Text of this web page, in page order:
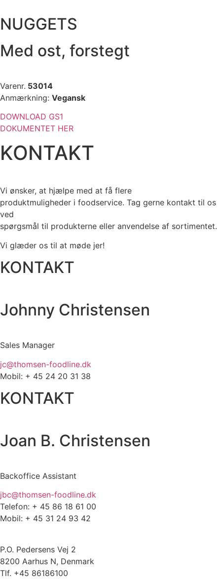
NUGGETS
Med ost, forstegt
Varenr. 53014
Anmærkning: Vegansk
DOWNLOAD GS1
DOKUMENTET HER
KONTAKT
Vi ønsker, at hjælpe med at få flere
produktmuligheder i foodservice. Tag gerne kontakt til os
ved
spørgsmål til produkterne eller anvendelse af sortimentet.
Vi glæder os til at møde jer!
KONTAKT
Johnny Christensen
Sales Manager
jc@thomsen-foodline.dk
Mobil: + 45 24 20 31 38
KONTAKT
Joan B. Christensen
Backoffice Assistant
jbc@thomsen-foodline.dk
Telefon: + 45 86 18 61 00
Mobil: + 45 31 24 93 42
P.O. Pedersens Vej 2
8200 Aarhus N, Denmark
Tlf. +45 86186100